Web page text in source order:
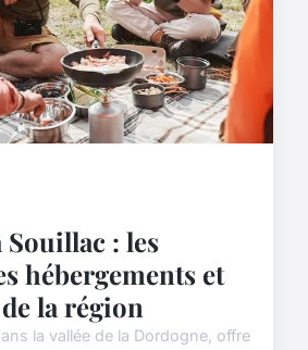
Souillac : les
hébergements et
la région
la vallée de la Dordogne, offre